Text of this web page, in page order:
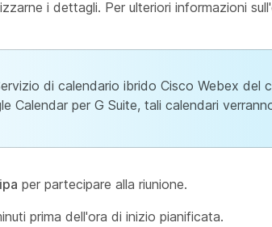
i dettagli. Per ulteriori informazioni
di calendario ibrido Cisco Webex del
per G Suite, tali calendari
per partecipare alla riunione.
prima dell'ora di inizio pianificata.